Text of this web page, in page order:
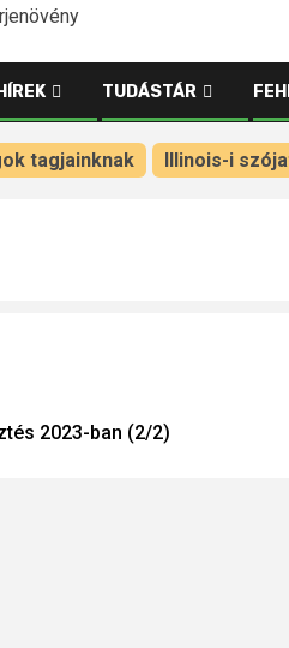
HÍREK TUDÁSTÁR
tagjainknak Illinois-i
2023-ban (2/2)